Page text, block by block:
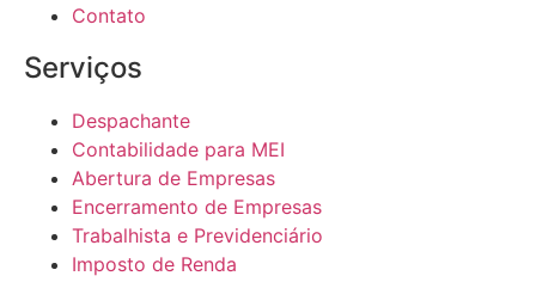
Contato
Serviços
Despachante
Contabilidade para MEI
Abertura de Empresas
Encerramento de Empresas
Trabalhista e Previdenciário
Imposto de Renda